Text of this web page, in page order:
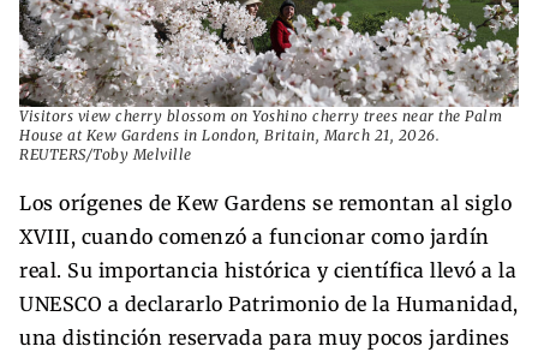
Visitors view cherry blossom on Yoshino cherry trees near the Palm
House at Kew Gardens in London, Britain, March 21, 2026.
REUTERS/Toby Melville
Los orígenes de Kew Gardens se remontan al siglo
XVIII, cuando comenzó a funcionar como jardín
real. Su importancia histórica y científica llevó a la
UNESCO a declararlo Patrimonio de la Humanidad,
una distinción reservada para muy pocos jardines